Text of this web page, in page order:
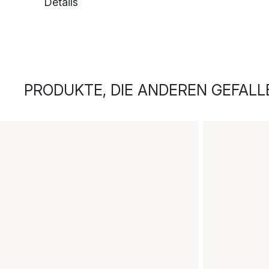
PRODUKTE, DIE ANDEREN